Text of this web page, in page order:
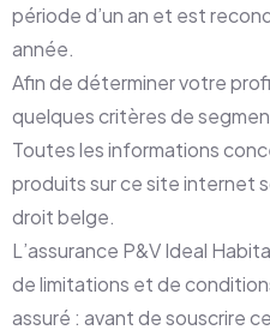
période d’un an et est
année.
Afin de déterminer votre
quelques critères de
Toutes les informations
produits sur ce site internet
droit belge.
L’assurance P&V Ideal
de limitations et de
assuré : avant de souscrire